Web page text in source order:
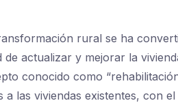
rural se ha
de actualizar y mejorar la
conocido como
a las viviendas existentes, con